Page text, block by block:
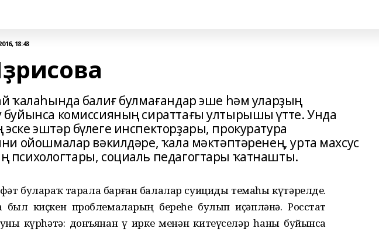
18:43
ҡалаһында балиғ булмағандар эше һәм уларҙың
буйынса комиссияның сираттағы ултырышы үтте. Унда
эштәр бүлеге инспекторҙары, прокуратура
ойошмалар вәкилдәре, ҡала мәктәптәренең, урта махсус
психологтары, социаль педагогтары ҡатнашты.
булараҡ тарала барған балалар суициды темаһы күтәрелде.
был киҫкен проблемаларҙың береһе булып иҫәпләнә. Росстат
күрһәтә: донъянан үҙ ирке менән китеүселәр һаны буйынса